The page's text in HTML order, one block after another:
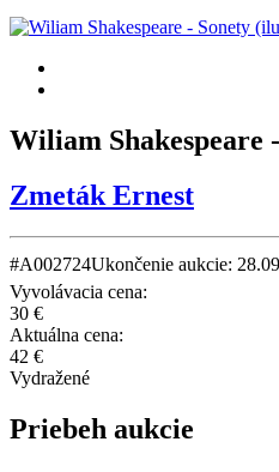
Wiliam Shakespeare
Zmeták Ernest
#A002724Ukončenie aukcie:
Vyvolávacia cena:
30 €
Aktuálna cena:
42 €
Vydražené
Priebeh aukcie